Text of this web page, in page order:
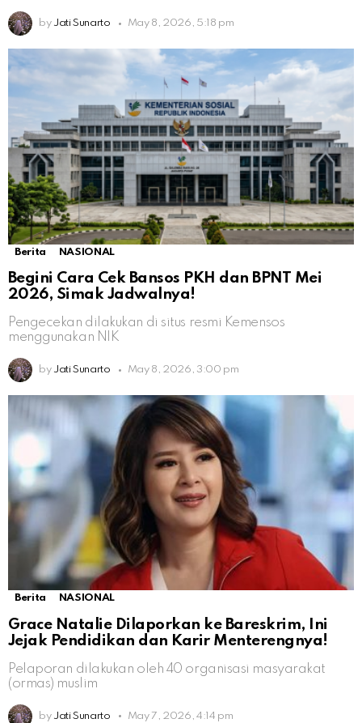
by Jati Sunarto May 8, 2026, 5:18 pm
Berita NASIONAL
Begini Cara Cek Bansos PKH dan BPNT Mei
2026, Simak Jadwalnya!
Pengecekan dilakukan di situs resmi Kemensos
menggunakan NIK
by Jati Sunarto May 8, 2026, 3:00 pm
Berita NASIONAL
Grace Natalie Dilaporkan ke Bareskrim, Ini
Jejak Pendidikan dan Karir Menterengnya!
Pelaporan dilakukan oleh 40 organisasi masyarakat
(ormas) muslim
by Jati Sunarto May 7, 2026, 4:14 pm